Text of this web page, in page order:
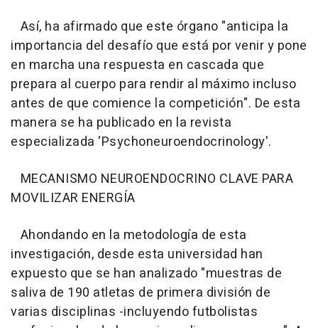
Así, ha afirmado que este órgano "anticipa la
importancia del desafío que está por venir y pone
en marcha una respuesta en cascada que
prepara al cuerpo para rendir al máximo incluso
antes de que comience la competición". De esta
manera se ha publicado en la revista
especializada 'Psychoneuroendocrinology'.
MECANISMO NEUROENDOCRINO CLAVE PARA
MOVILIZAR ENERGÍA
Ahondando en la metodología de esta
investigación, desde esta universidad han
expuesto que se han analizado "muestras de
saliva de 190 atletas de primera división de
varias disciplinas -incluyendo futbolistas